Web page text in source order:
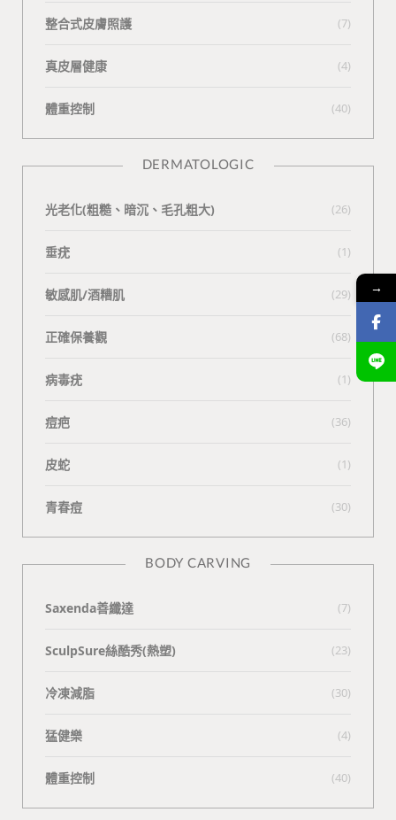
整合式皮膚照護 (7)
真皮層健康 (4)
體重控制 (40)
DERMATOLOGIC
光老化(粗糙、暗沉、毛孔粗大) (26)
垂疣 (1)
敏感肌/酒糟肌 (29)
正確保養觀 (68)
病毒疣 (1)
痘疤 (36)
皮蛇 (1)
青春痘 (30)
BODY CARVING
Saxenda善纖達 (7)
SculpSure絲酷秀(熱塑) (23)
冷凍減脂 (30)
猛健樂 (4)
體重控制 (40)
→